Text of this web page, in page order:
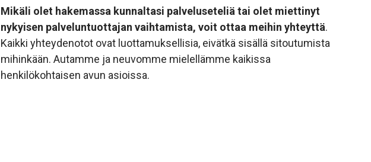
Mikäli olet hakemassa kunnaltasi palveluseteliä tai olet miettinyt
nykyisen palveluntuottajan vaihtamista, voit ottaa meihin yhteyttä.
Kaikki yhteydenotot ovat luottamuksellisia, eivätkä sisällä sitoutumista
mihinkään. Autamme ja neuvomme mielellämme kaikissa
henkilökohtaisen avun asioissa.